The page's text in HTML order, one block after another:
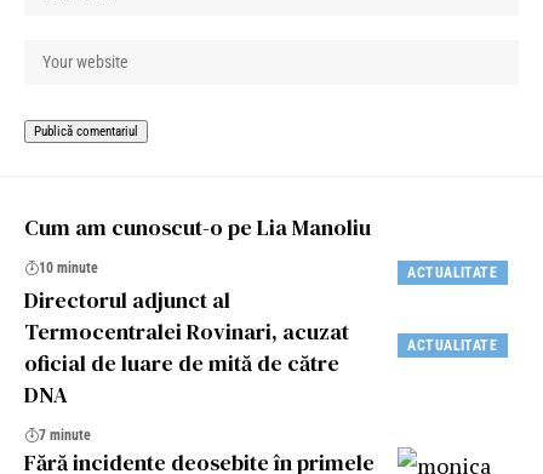
ACTUALITATE
Cum am cunoscut-o pe Lia Manoliu
10 minute
ACTUALITATE
Directorul adjunct al
Termocentralei Rovinari, acuzat
oficial de luare de mită de către
DNA
7 minute
Fără incidente deosebite în primele